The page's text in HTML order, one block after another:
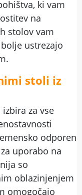
ki vam
na
stolov vam
ustrezajo
stoli iz
za vse
odporen
uporabo na
so
oblazinjenjem
omogočajo